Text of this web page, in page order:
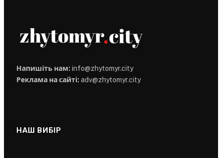
Напишіть нам: info@zhytomyr.city
Реклама на сайті: adv@zhytomyr.city
НАШ ВИБІР